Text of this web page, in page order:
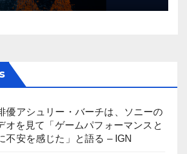
優アシュリー・バーチは、ソニーの
オを見て「ゲームパフォーマンスと
不安を感じた」と語る – IGN